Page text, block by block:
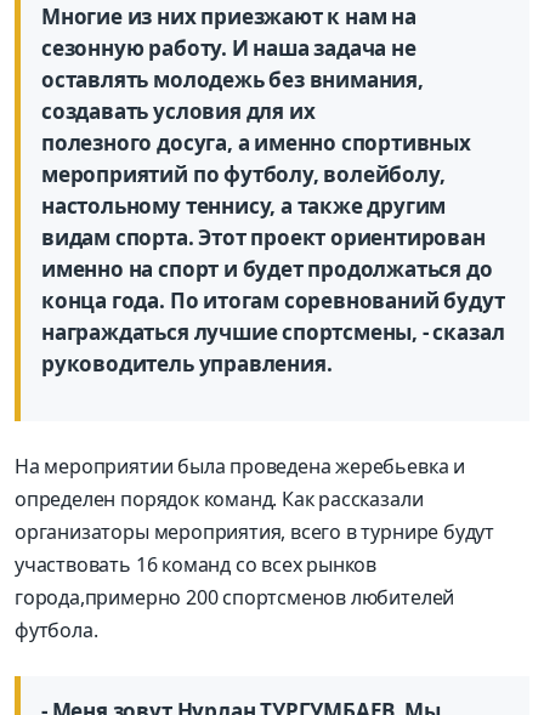
Многие из них приезжают к нам на
сезонную работу. И наша задача не
оставлять молодежь без внимания,
создаватьусловия для их
полезногодосуга, а именно спортивных
мероприятий по футболу, волейболу,
настольномутеннису, а также другим
видам спорта.Этот проект ориентирован
именно на спорт и будет продолжаться до
конца года. По итогам соревнований будут
награждаться лучшие спортсмены, - сказал
руководитель управления.
На мероприятии была проведена жеребьевка и
определен порядок команд. Как рассказали
организаторы мероприятия, всего в турнире будут
участвовать 16 команд со всех рынков
города,примерно 200 спортсменов любителей
футбола.